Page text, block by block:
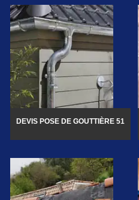
DEVIS POSE DE GOUTTIÈRE 51